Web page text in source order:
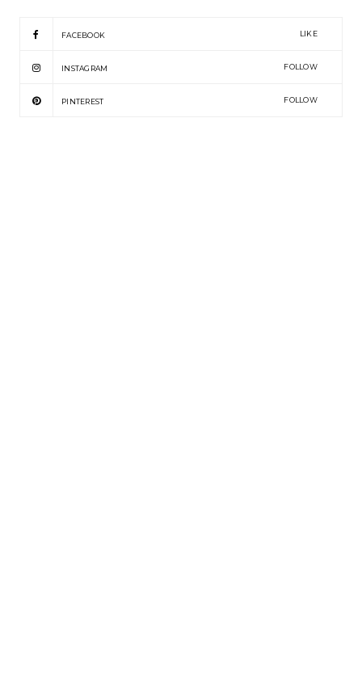
FACEBOOK LIKE
INSTAGRAM FOLLOW
PINTEREST FOLLOW